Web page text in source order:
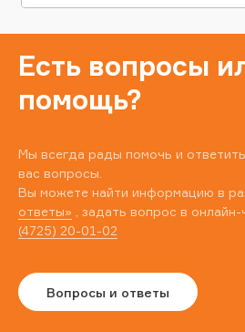
Есть вопросы
помощь?
Мы всегда рады помочь и
вас вопросы.
Вы можете найти информацию в
ответы» , задать вопрос в онлайн-
(4725) 20-01-02
Вопросы и ответы